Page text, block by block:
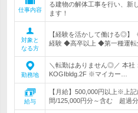
仕事内容
る建物の解体工事を行い、新
ます！
対象と
なる方
【経験を活かして働ける◎】
経験 ◆高卒以上 ◆第一種運転
勤務地
＼転勤はありません◎／ 本社
KOGIbldg.2F ※マイカー…
給与
【月給】500,000円以上※上
間/125,000円分～含む 超過